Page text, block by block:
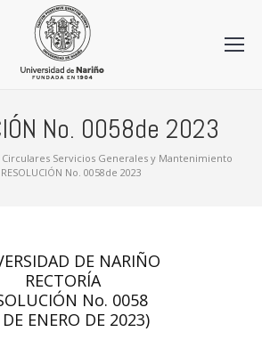
No. 0058de 2023
Circulares Servicios Generales y Mantenimiento
RESOLUCIÓN No. 0058de 2023
DE NARIÑO
RECTORÍA
No. 0058
ENERO DE 2023)